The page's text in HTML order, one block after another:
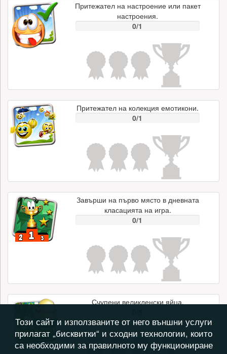
Притежател на настроение или пакет
настроения.
0/1
Притежател на колекция емотикони.
0/1
Завърши на първо място в дневната
класацията на игра.
0/1
Счупени великденски яйца.
Този сайт и използваните от него външни услуги
прилагат „бисквитки“ и сходни технологии, които
са необходими за правилното му функциониране